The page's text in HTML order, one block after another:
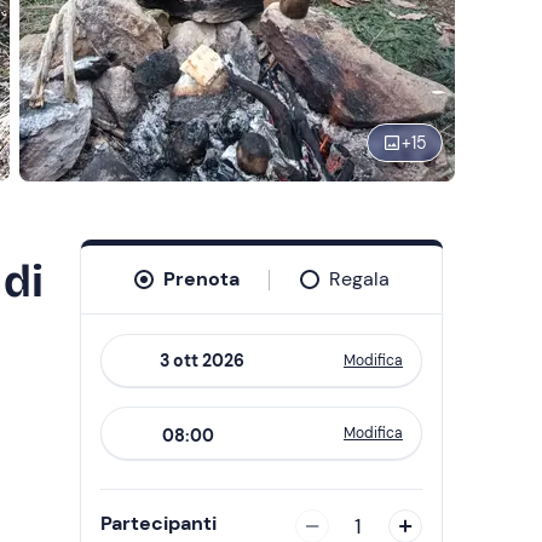
+15
Prenota Regala
forward
to
interact
with
Modifica
08:00 Modifica
Partecipanti 1